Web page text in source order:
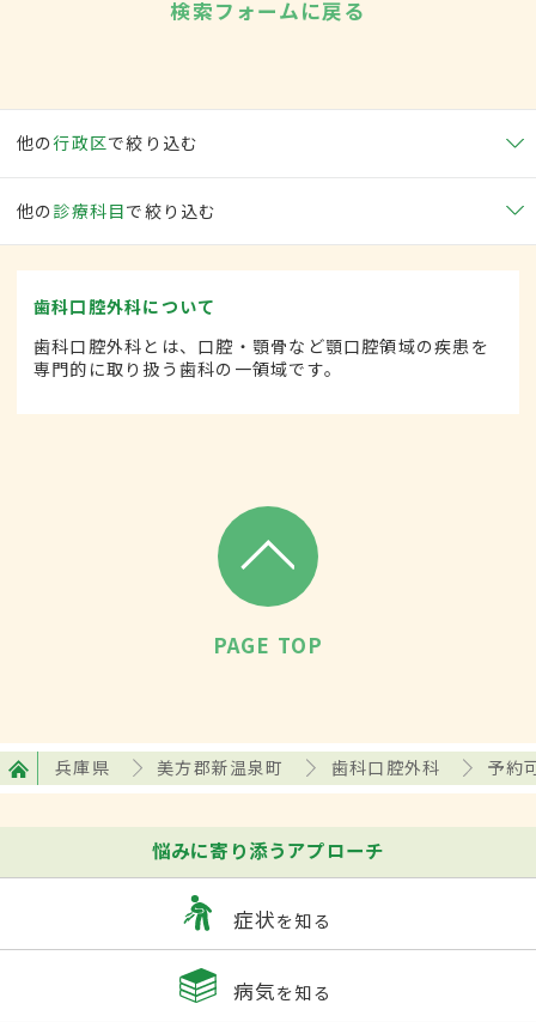
検索フォームに戻る
他の行政区で絞り込む
他の 診療科目で絞り込む
歯科口腔外科について
歯科口腔外科とは、口腔・顎骨など顎口腔領域の疾患を
専門的に取り扱う歯科の一領域です。
PAGE TOP
兵庫県 美方郡新温泉町 歯科口腔外科 予約
悩みに寄り添うアプローチ
症状を知る
病気を知る